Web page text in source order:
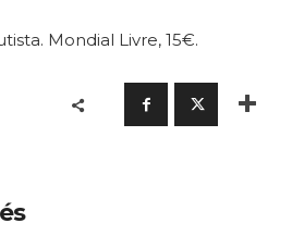
Mondial Livre, 15€.